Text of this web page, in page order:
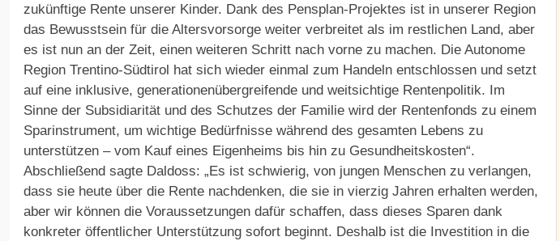
zukünftige Rente unserer Kinder. Dank des Pensplan-Projektes ist in unserer Region
das Bewusstsein für die Altersvorsorge weiter verbreitet als im restlichen Land, aber
es ist nun an der Zeit, einen weiteren Schritt nach vorne zu machen. Die Autonome
Region Trentino-Südtirol hat sich wieder einmal zum Handeln entschlossen und setzt
auf eine inklusive, generationenübergreifende und weitsichtige Rentenpolitik. Im
Sinne der Subsidiarität und des Schutzes der Familie wird der Rentenfonds zu einem
Sparinstrument, um wichtige Bedürfnisse während des gesamten Lebens zu
unterstützen – vom Kauf eines Eigenheims bis hin zu Gesundheitskosten“.
Abschließend sagte Daldoss: „Es ist schwierig, von jungen Menschen zu verlangen,
dass sie heute über die Rente nachdenken, die sie in vierzig Jahren erhalten werden,
aber wir können die Voraussetzungen dafür schaffen, dass dieses Sparen dank
konkreter öffentlicher Unterstützung sofort beginnt. Deshalb ist die Investition in die